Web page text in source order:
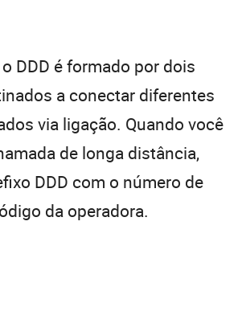
DDD é formado por dois
a conectar diferentes
via ligação. Quando você
de longa distância,
DDD com o número de
da operadora.